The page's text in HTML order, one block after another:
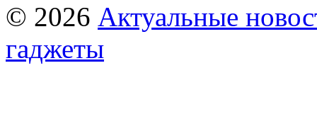
© 2026 Актуальные
гаджеты